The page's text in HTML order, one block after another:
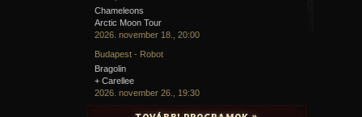
Chameleons
Arctic Moon Tour
2026. november 18., 20:00
Budapest - Robot
Bragolin
+ Carellee
2026. november 26., 19:30